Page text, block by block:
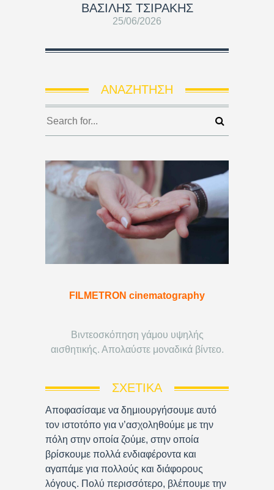
ΒΑΣΊΛΗΣ ΤΣΙΡΆΚΗΣ
25/06/2026
ΑΝΑΖΉΤΗΣΗ
FILMETRON cinematography
Βιντεοσκόπηση γάμου υψηλής
αισθητικής. Απολαύστε μοναδικά βίντεο.
ΣΧΕΤΙΚΆ
Αποφασίσαμε να δημιουργήσουμε αυτό
τον ιστοτόπο για ν’ασχοληθούμε με την
πόλη στην οποία ζούμε, στην οποία
βρίσκουμε πολλά ενδιαφέροντα και
αγαπάμε για πολλούς και διάφορους
λόγους. Πολύ περισσότερο, βλέπουμε την